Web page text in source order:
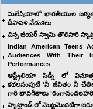
మలేషియాలో భారతీయుల
దీపావళి వేడుకలు
చిన్న జీయర్ స్వామి తొలిసారి
Indian American Teens
Audiences With Their
Performances
ఆస్ట్రేలియా సిడ్నీ లో
కథల‌సంపుటి ‘నీ జీవితం నీ
గారి భావగీతాలు
స్కాట్లాండ్ లో మొట్టమొదటిగా